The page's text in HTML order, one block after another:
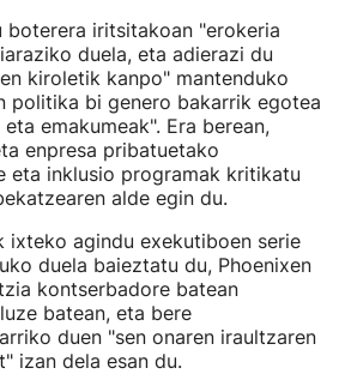
boterera iritsitakoan "erokeria
duela, eta adierazi du
kiroletik kanpo" mantenduko
politika bi genero bakarrik egotea
emakumeak". Era berean,
enpresa pribatuetako
eta inklusio programak kritikatu
alde egin du.
ixteko agindu exekutiboen serie
duela baieztatu du, Phoenixen
kontserbadore batean
batean, eta bere
duen "sen onaren iraultzaren
izan dela esan du.